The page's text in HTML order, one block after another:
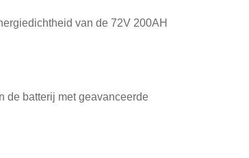
van de 72V 200AH
de batterij met geavanceerde